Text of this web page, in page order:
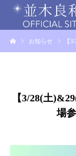
お知らせ 【
【3/28(土
場